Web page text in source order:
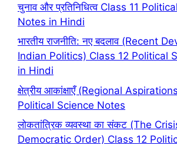
चुनाव और प्रतिनिधित्व Class 11
Notes in Hindi
भारतीय राजनीति: नए बदलाव (Recent
Indian Politics) Class 12 Political
in Hindi
क्षेत्रीय आकांक्षाएँ (Regional
Political Science Notes
लोकतांत्रिक व्यवस्था का संकट (The
Democratic Order) Class 12